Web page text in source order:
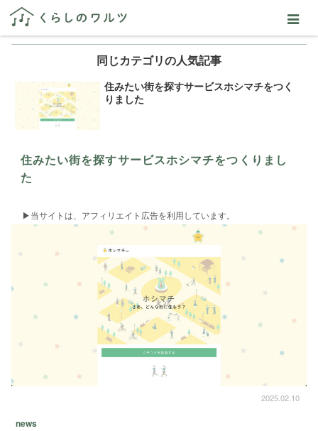
同じカテゴリの人気記事
住みたい街を探すサービスホシマチをつく
りました
住みたい街を探すサービスホシマチをつくりまし
た
▶︎当サイトは、アフィリエイト広告を利用しています。
2025.02.10
news